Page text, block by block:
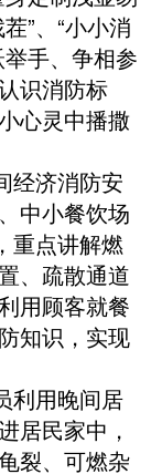
”、“小小消
手、争相参
识消防标
心灵中播撒
经济消防安
中小餐饮场
， 重点讲解燃
、疏散通道
用顾客就餐
知识 ， 实现
利用晚间居
居民家中 ，
裂、可燃杂